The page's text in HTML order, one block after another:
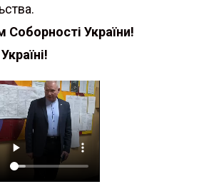
Соборності України!